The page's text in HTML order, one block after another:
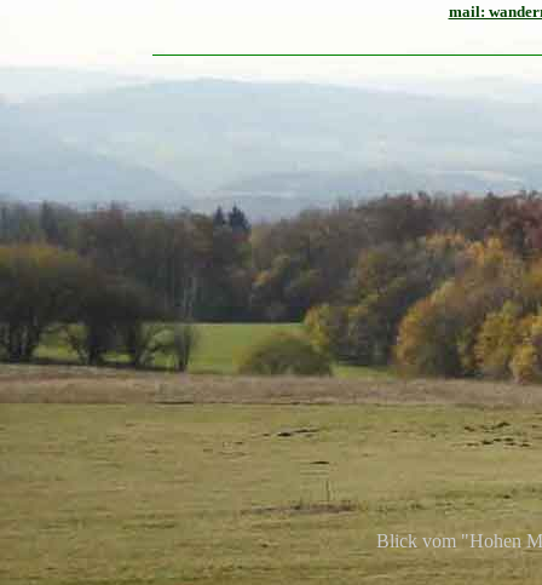
mail:
Blick vom "Hohen